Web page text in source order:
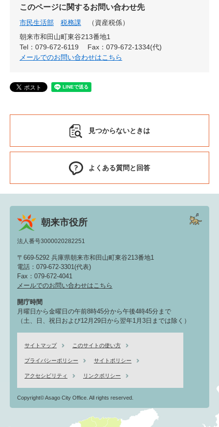
このページに関するお問い合わせ先
市民生活部 税務課
資産税係
朝来市和田山町東谷213番地1
Tel：079-672-6119
Fax：079-672-1334(代)
メールでのお問い合わせはこちら
見つからないときは
よくある質問と回答
朝来市役所
法人番号3000020282251
〒669-5292 兵庫県朝来市和田山町東谷213番地1
電話：079-672-3301(代表)
Fax：079-672-4041
メールでのお問い合わせはこちら
開庁時間
月曜日から金曜日の午前8時45分から午後4時45分まで
（土、日、祝日および12月29日から翌年1月3日までは除く）
サイトマップ このサイトの使い方
プライバシーポリシー サイトポリシー
アクセシビリティ リンクポリシー
Copyright© Asago City Office. All rights reserved.